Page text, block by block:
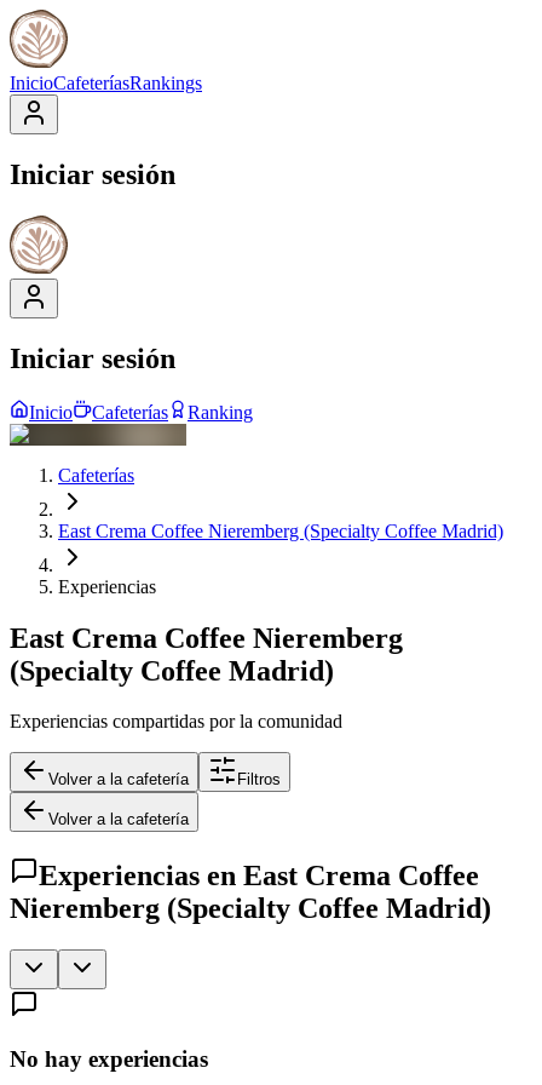
InicioCafeteríasRankings
Iniciar sesión
Iniciar sesión
Inicio Cafeterías Ranking
Cafeterías
East Crema Coffee Nieremberg (Specialty Coffee Madrid)
Experiencias
East Crema Coffee Nieremberg
(Specialty Coffee Madrid)
Experiencias compartidas por la comunidad
Volver a la cafetería Filtros
Volver a la cafetería
Experiencias en East Crema Coffee
Nieremberg (Specialty Coffee Madrid)
No hay experiencias